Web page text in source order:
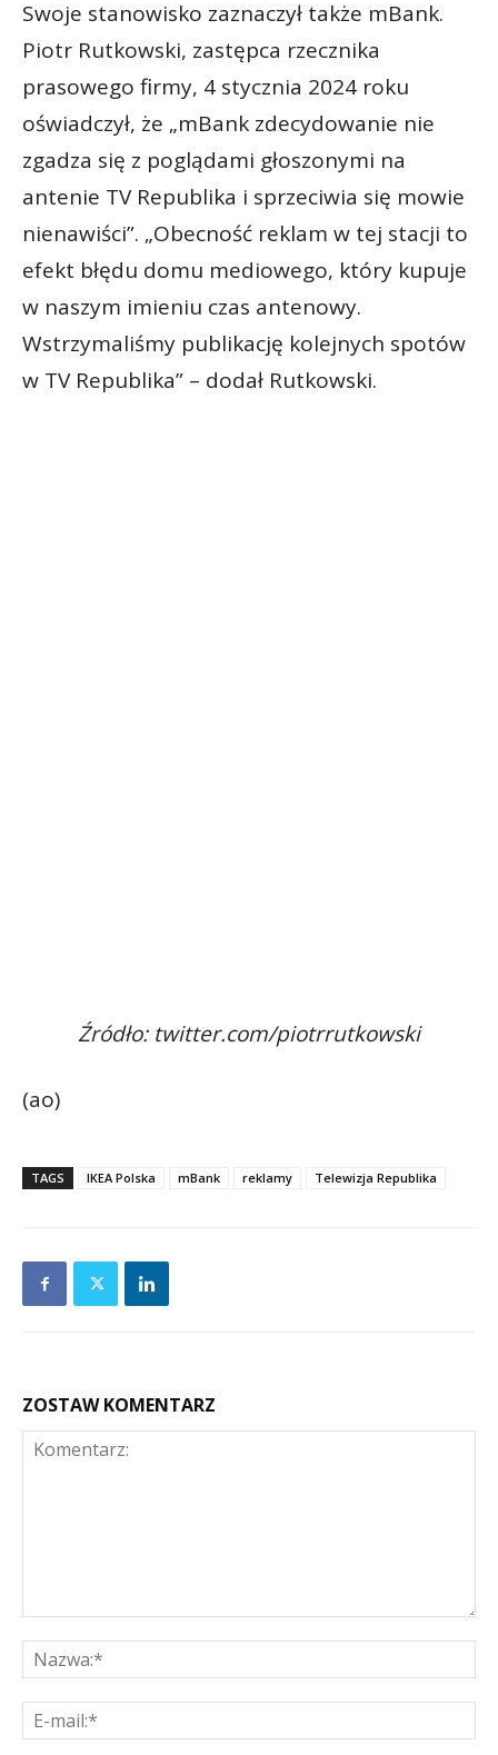
Swoje stanowisko zaznaczył także mBank.
Piotr Rutkowski, zastępca rzecznika
prasowego firmy, 4 stycznia 2024 roku
oświadczył, że „mBank zdecydowanie nie
zgadza się z poglądami głoszonymi na
antenie TV Republika i sprzeciwia się mowie
nienawiści”. „Obecność reklam w tej stacji to
efekt błędu domu mediowego, który kupuje
w naszym imieniu czas antenowy.
Wstrzymaliśmy publikację kolejnych spotów
w TV Republika” – dodał Rutkowski.
Źródło: twitter.com/piotrrutkowski
(ao)
TAGS IKEA Polska mBank reklamy Telewizja Republika
ZOSTAW KOMENTARZ